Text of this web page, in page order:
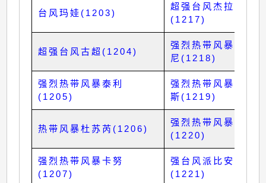
台风玛娃(1203)
超强台风杰拉华
(1217)
超强台风古超(1204)
强烈热带风暴艾云
尼(1218)
强烈热带风暴泰利
(1205)
强烈热带风暴马力
斯(1219)
热带风暴杜苏芮(1206)
强烈热带风暴格美
(1220)
强烈热带风暴卡努
(1207)
强台风派比安
(1221)